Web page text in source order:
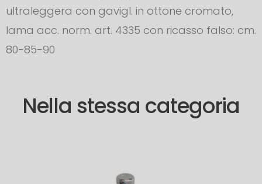
ultraleggera con gavigl. in ottone cromato,
lama acc. norm. art. 4335 con ricasso falso: cm.
80-85-90
Nella stessa categoria